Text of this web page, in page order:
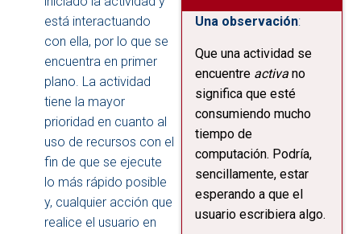
Una observación:
Que una actividad se
encuentre activa no
significa que esté
consumiendo mucho
tiempo de
computación. Podría,
sencillamente, estar
esperando a que el
usuario escribiera algo.
está interactuando
con ella, por lo que se
encuentra en primer
plano. La actividad
tiene la mayor
prioridad en cuanto al
uso de recursos con el
fin de que se ejecute
lo más rápido posible
y, cualquier acción que
realice el usuario en